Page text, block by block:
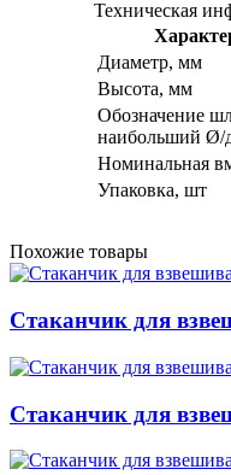
Техническая
Диаметр, мм
Высота, мм
Обозначение
наибольший Ø/
Номинальная
Упаковка, шт
Похожие товары
Стаканчик для
Стаканчик для